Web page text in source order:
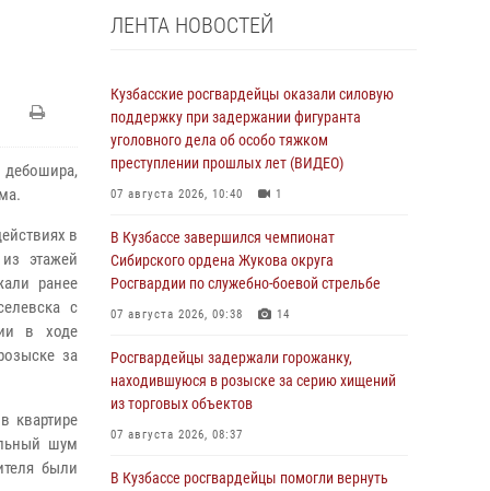
в
этажей
ранее
с
в ходе
за
квартире
шум
были
ЛЕНТА НОВОСТЕЙ
Кузбасские росгвардейцы оказали силовую
поддержку при задержании фигуранта
уголовного дела об особо тяжком
преступлении прошлых лет (ВИДЕО)
07 августа 2026, 10:40 1
В Кузбассе завершился чемпионат
Сибирского ордена Жукова округа
Росгвардии по служебно-боевой стрельбе
07 августа 2026, 09:38 14
Росгвардейцы задержали горожанку,
находившуюся в розыске за серию хищений
из торговых объектов
07 августа 2026, 08:37
В Кузбассе росгвардейцы помогли вернуть